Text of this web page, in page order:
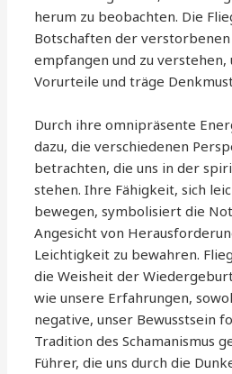
herum zu beobachten. Die
Botschaften der verstorbenen
empfangen und zu verstehen,
Vorurteile und träge
Durch ihre omnipräsente
dazu, die verschiedenen
betrachten, die uns in der
stehen. Ihre Fähigkeit, sich
bewegen, symbolisiert die
Angesicht von
Leichtigkeit zu bewahren.
die Weisheit der
wie unsere Erfahrungen,
negative, unser Bewusstsein
Tradition des Schamanismus
Führer, die uns durch die